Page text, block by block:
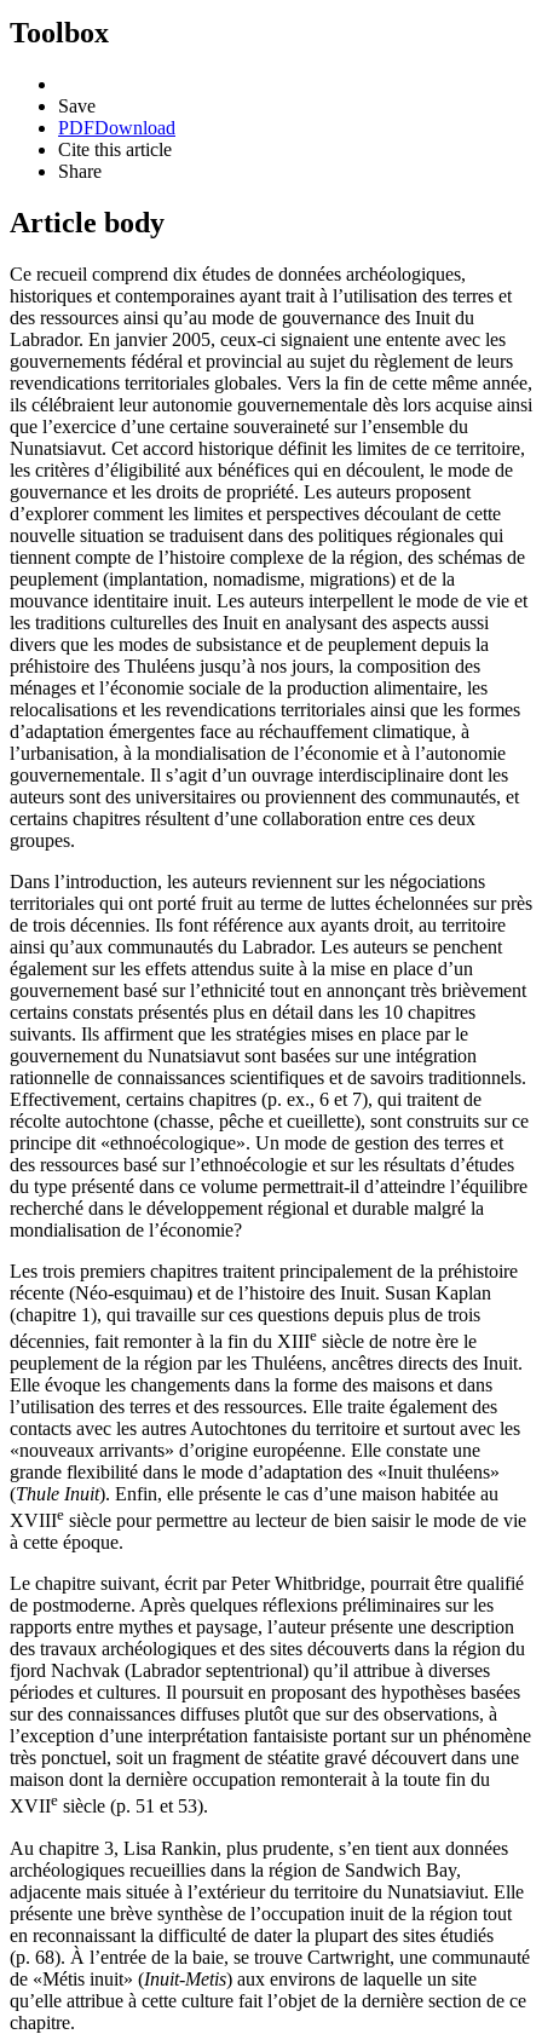
Toolbox
Save
PDFDownload
Cite this article
Share
Article body
Ce recueil comprend dix études de données archéologiques,
historiques et contemporaines ayant trait à l’utilisation des terres et
des ressources ainsi qu’au mode de gouvernance des Inuit du
Labrador. En janvier 2005, ceux-ci signaient une entente avec les
gouvernements fédéral et provincial au sujet du règlement de leurs
revendications territoriales globales. Vers la fin de cette même année,
ils célébraient leur autonomie gouvernementale dès lors acquise ainsi
que l’exercice d’une certaine souveraineté sur l’ensemble du
Nunatsiavut. Cet accord historique définit les limites de ce territoire,
les critères d’éligibilité aux bénéfices qui en découlent, le mode de
gouvernance et les droits de propriété. Les auteurs proposent
d’explorer comment les limites et perspectives découlant de cette
nouvelle situation se traduisent dans des politiques régionales qui
tiennent compte de l’histoire complexe de la région, des schémas de
peuplement (implantation, nomadisme, migrations) et de la
mouvance identitaire inuit. Les auteurs interpellent le mode de vie et
les traditions culturelles des Inuit en analysant des aspects aussi
divers que les modes de subsistance et de peuplement depuis la
préhistoire des Thuléens jusqu’à nos jours, la composition des
ménages et l’économie sociale de la production alimentaire, les
relocalisations et les revendications territoriales ainsi que les formes
d’adaptation émergentes face au réchauffement climatique, à
l’urbanisation, à la mondialisation de l’économie et à l’autonomie
gouvernementale. Il s’agit d’un ouvrage interdisciplinaire dont les
auteurs sont des universitaires ou proviennent des communautés, et
certains chapitres résultent d’une collaboration entre ces deux
groupes.
Dans l’introduction, les auteurs reviennent sur les négociations
territoriales qui ont porté fruit au terme de luttes échelonnées sur près
de trois décennies. Ils font référence aux ayants droit, au territoire
ainsi qu’aux communautés du Labrador. Les auteurs se penchent
également sur les effets attendus suite à la mise en place d’un
gouvernement basé sur l’ethnicité tout en annonçant très brièvement
certains constats présentés plus en détail dans les 10 chapitres
suivants. Ils affirment que les stratégies mises en place par le
gouvernement du Nunatsiavut sont basées sur une intégration
rationnelle de connaissances scientifiques et de savoirs traditionnels.
Effectivement, certains chapitres (p. ex., 6 et 7), qui traitent de
récolte autochtone (chasse, pêche et cueillette), sont construits sur ce
principe dit «ethnoécologique». Un mode de gestion des terres et
des ressources basé sur l’ethnoécologie et sur les résultats d’études
du type présenté dans ce volume permettrait-il d’atteindre l’équilibre
recherché dans le développement régional et durable malgré la
mondialisation de l’économie?
Les trois premiers chapitres traitent principalement de la préhistoire
récente (Néo-esquimau) et de l’histoire des Inuit. Susan Kaplan
(chapitre 1), qui travaille sur ces questions depuis plus de trois
décennies, fait remonter à la fin du XIIIe siècle de notre ère le
peuplement de la région par les Thuléens, ancêtres directs des Inuit.
Elle évoque les changements dans la forme des maisons et dans
l’utilisation des terres et des ressources. Elle traite également des
contacts avec les autres Autochtones du territoire et surtout avec les
«nouveaux arrivants» d’origine européenne. Elle constate une
grande flexibilité dans le mode d’adaptation des «Inuit thuléens»
(Thule Inuit). Enfin, elle présente le cas d’une maison habitée au
XVIIIe siècle pour permettre au lecteur de bien saisir le mode de vie
à cette époque.
Le chapitre suivant, écrit par Peter Whitbridge, pourrait être qualifié
de postmoderne. Après quelques réflexions préliminaires sur les
rapports entre mythes et paysage, l’auteur présente une description
des travaux archéologiques et des sites découverts dans la région du
fjord Nachvak (Labrador septentrional) qu’il attribue à diverses
périodes et cultures. Il poursuit en proposant des hypothèses basées
sur des connaissances diffuses plutôt que sur des observations, à
l’exception d’une interprétation fantaisiste portant sur un phénomène
très ponctuel, soit un fragment de stéatite gravé découvert dans une
maison dont la dernière occupation remonterait à la toute fin du
XVIIe siècle (p. 51 et 53).
Au chapitre 3, Lisa Rankin, plus prudente, s’en tient aux données
archéologiques recueillies dans la région de Sandwich Bay,
adjacente mais située à l’extérieur du territoire du Nunatsiaviut. Elle
présente une brève synthèse de l’occupation inuit de la région tout
en reconnaissant la difficulté de dater la plupart des sites étudiés
(p. 68). À l’entrée de la baie, se trouve Cartwright, une communauté
de «Métis inuit» (Inuit-Metis) aux environs de laquelle un site
qu’elle attribue à cette culture fait l’objet de la dernière section de ce
chapitre.